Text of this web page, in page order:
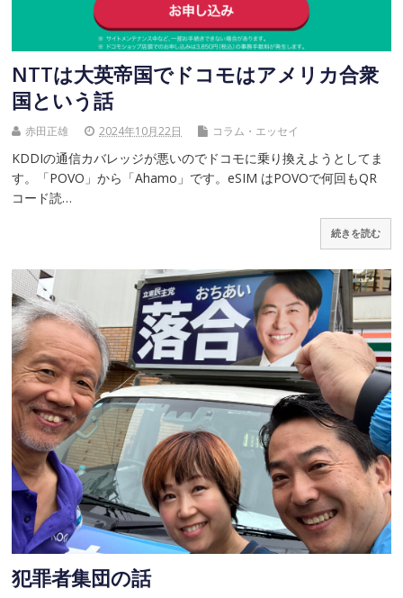
NTTは大英帝国でドコモはアメリカ合衆
国という話
赤田正雄 2024年10月22日 コラム・エッセイ
KDDIの通信カバレッジが悪いのでドコモに乗り換えようとしてま
す。「POVO」から「Ahamo」です。eSIM はPOVOで何回もQR
コード読…
続きを読む
犯罪者集団の話